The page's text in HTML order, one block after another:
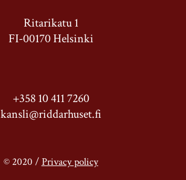
Ritarikatu 1
FI-00170 Helsinki
+358 10 411 7260
kansli@riddarhuset.fi
© 2020 /Privacy policy